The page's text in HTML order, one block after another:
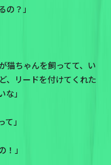
？」
猫ちゃんを飼ってて、い
、リードを付けてくれた
」
」
」